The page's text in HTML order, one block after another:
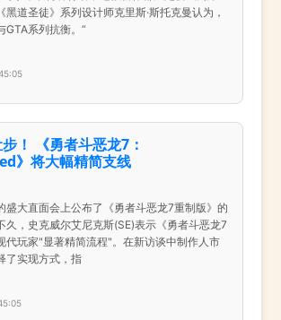
黑道圣徒》系列设计师克里斯·斯托克曼认为，
GTA系列抗衡。“
！ 《勇者斗恶龙7：
》将大幅精简支线
盛大直面会上公布了《勇者斗恶龙7重制版》的
久，史克威尔艾尼克斯(SE)表示《勇者斗恶龙7
代玩家"显著精简流程"。在新访谈中制作人市
了实现方式，指